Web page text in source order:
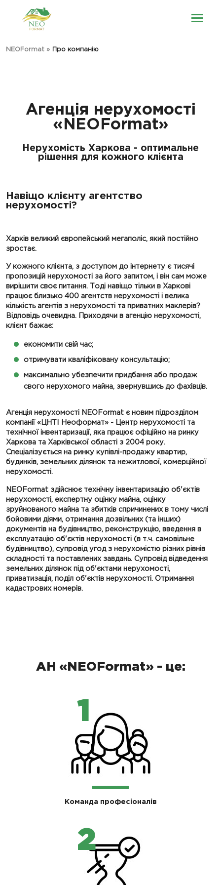
NEOFormat » Про компанію
Агенція нерухомості
«NEOFormat»
Нерухомість Харкова - оптимальне
рішення для кожного клієнта
Навіщо клієнту агентство
нерухомості?
Харків великий європейський мегаполіс, який постійно
зростає.
У кожного клієнта, з доступом до інтернету є тисячі
пропозицій нерухомості за його запитом, і він сам може
вирішити своє питання. Тоді навіщо тільки в Харкові
працює близько 400 агентств нерухомості і велика
кількість агентів з нерухомості та приватних маклерів?
Відповідь очевидна. Приходячи в агенцію нерухомості,
клієнт бажає:
економити свій час;
отримувати кваліфіковану консультацію;
максимально убезпечити придбання або продаж
свого нерухомого майна, звернувшись до фахівців.
Агенція нерухомості NEOFormat є новим підрозділом
компанії «ЦНТІ Неоформат» - Центр нерухомості та
технічної інвентаризації, яка працює офіційно на ринку
Харкова та Харківської області з 2004 року.
Спеціалізується на ринку купівлі-продажу квартир,
будинків, земельних ділянок та нежитлової, комерційної
нерухомості.
NEOFormat здійснює технічну інвентаризацію об'єктів
нерухомості, експертну оцінку майна, оцінку
зруйнованого майна та збитків спричинених в тому числі
бойовими діями, отримання дозвільних (та інших)
документів на будівництво, реконструкцію, введення в
експлуатацію об'єктів нерухомості (в т.ч. самовільне
будівництво), супровід угод з нерухомістю різних рівнів
складності та поставлених завдань. Супровід відведення
земельних ділянок під об'єктами нерухомості,
приватизація, поділ об'єктів нерухомості. Отримання
кадастрових номерів.
АН «NEOFormat» - це:
Команда професіоналів